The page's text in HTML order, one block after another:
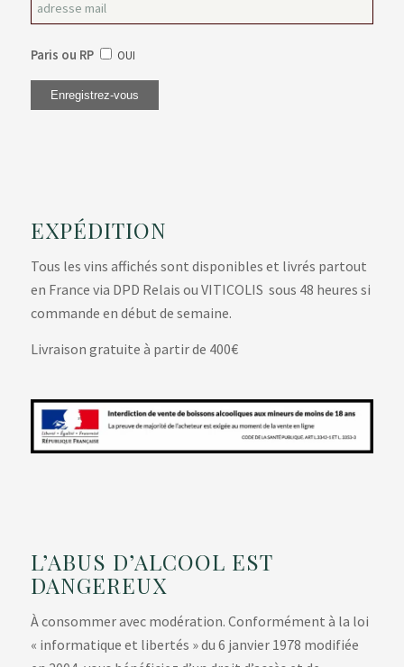
Paris ou RP OUI
EXPÉDITION
Tous les vins affichés sont disponibles et livrés partout
en France via DPD Relais ou VITICOLIS sous 48 heures si
commande en début de semaine.
Livraison gratuite à partir de 400€
L’ABUS D’ALCOOL EST
DANGEREUX
À consommer avec modération. Conformément à la loi
« informatique et libertés » du 6 janvier 1978 modifiée